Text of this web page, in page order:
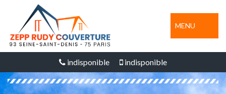
MENU
indisponible indisponible